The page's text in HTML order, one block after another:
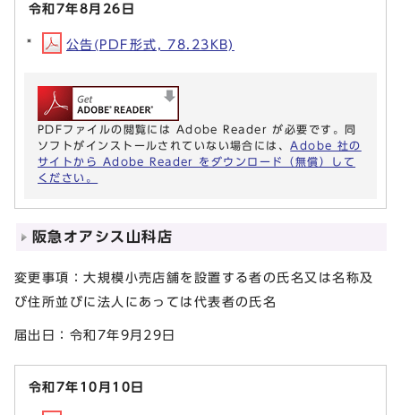
令和7年8月26日
公告(PDF形式, 78.23KB)
PDFファイルの閲覧には Adobe Reader が必要です。同
ソフトがインストールされていない場合には、 Adobe 社の
サイトから Adobe Reader をダウンロード（無償）して
ください。
阪急オアシス山科店
変更事項：大規模小売店舗を設置する者の氏名又は名称及
び住所並びに法人にあっては代表者の氏名
届出日：令和7年9月29日
令和7年10月10日